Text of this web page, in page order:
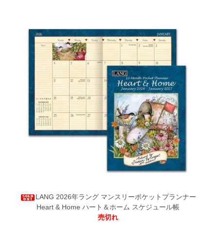
LANG 2026年ラング マンスリーポケットプランナー
Heart & Home ハート＆ホーム スケジュール帳
売切れ